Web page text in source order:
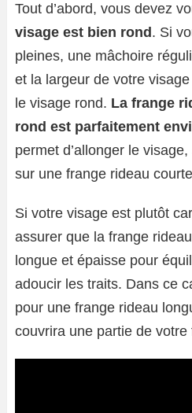
Tout d’abord, vous devez
visage est bien rond . Si
pleines, une mâchoire
et la largeur de votre
le visage rond. La frange
rond est parfaitement
permet d’allonger le
sur une frange rideau
Si votre visage est plutôt
assurer que la frange
longue et épaisse pour
adoucir les traits. Dans ce
pour une frange rideau
couvrira une partie de